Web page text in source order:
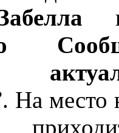
На место